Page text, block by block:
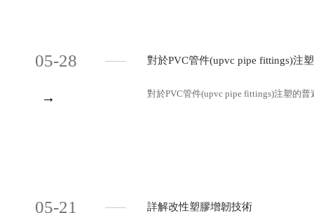
05-28
→
對於PVC管件(upvc pipe fittings)注
對於PVC管件(upvc pipe fittings)注塑的普
05-21 詳解改性塑膠增韌技術